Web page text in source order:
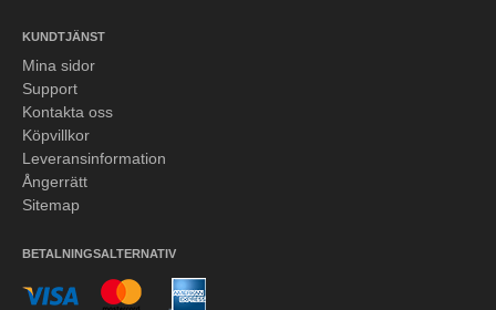
KUNDTJÄNST
Mina sidor
Support
Kontakta oss
Köpvillkor
Leveransinformation
Ångerrätt
Sitemap
BETALNINGSALTERNATIV